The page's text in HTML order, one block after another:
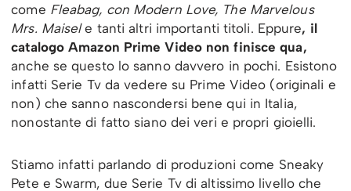
come Fleabag, con Modern Love, The Marvelous
Mrs. Maisele tanti altri importanti titoli. Eppure, il
catalogo Amazon Prime Video non finisce qua,
anche se questo lo sanno davvero in pochi. Esistono
infatti Serie Tv da vedere su Prime Video (originali e
non) che sanno nascondersi bene qui in Italia,
nonostante di fatto siano dei veri e propri gioielli.
Stiamo infatti parlando di produzioni come Sneaky
Pete e Swarm, due Serie Tv di altissimo livello che